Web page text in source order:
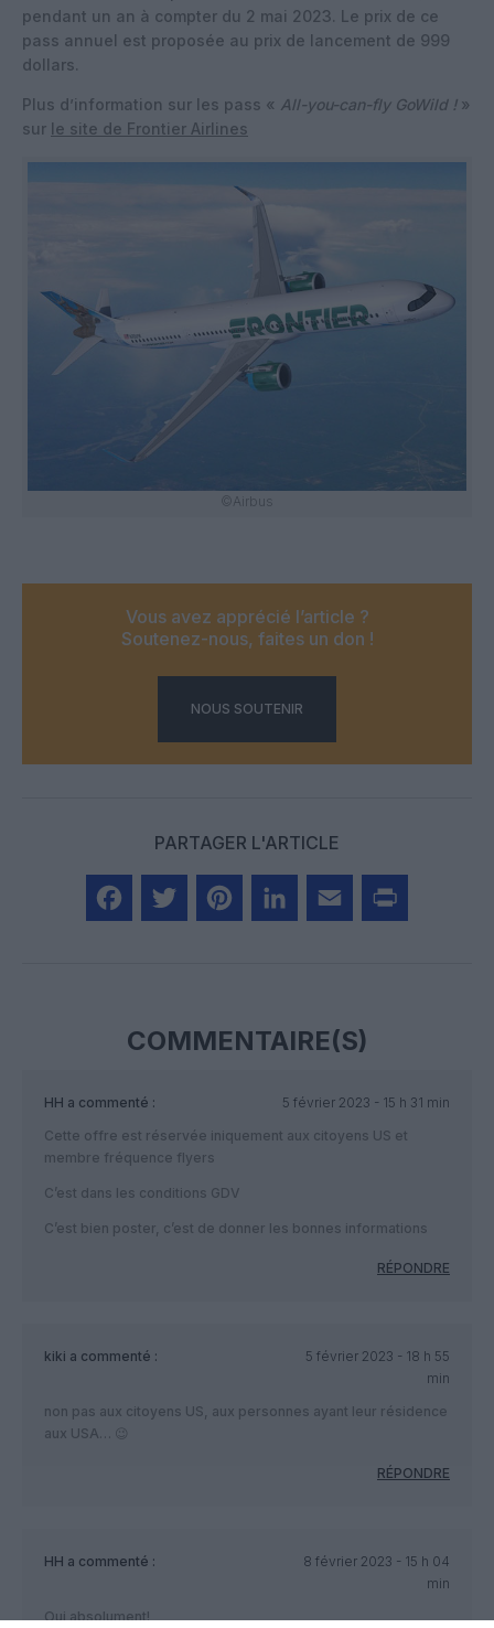
pendant un an à compter du 2 mai 2023. Le prix de ce
pass annuel est proposée au prix de lancement de 999
dollars.
Plus d’information sur les pass « All-you-can-fly GoWild !»
sur le site de Frontier Airlines
©Airbus
Vous avez apprécié l’article ?
Soutenez-nous, faites un don !
NOUS SOUTENIR
PARTAGER L'ARTICLE
COMMENTAIRE(S)
HH a commenté :
5 février 2023 - 15 h 31 min
Cette offre est réservée iniquement aux citoyens US et
membre fréquence flyers
C’est dans les conditions GDV
C’est bien poster, c’est de donner les bonnes informations
RÉPONDRE
kiki a commenté :
5 février 2023 - 18 h 55
min
non pas aux citoyens US, aux personnes ayant leur résidence
aux USA… 😉
RÉPONDRE
HH a commenté :
8 février 2023 - 15 h 04
min
Oui absolument!